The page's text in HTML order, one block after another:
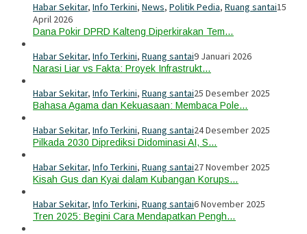
Habar Sekitar, Info Terkini, News, Politik Pedia, Ruang santai15
April 2026
Dana Pokir DPRD Kalteng Diperkirakan Tem…
Habar Sekitar, Info Terkini, Ruang santai9 Januari 2026
Narasi Liar vs Fakta: Proyek Infrastrukt…
Habar Sekitar, Info Terkini, Ruang santai25 Desember 2025
Bahasa Agama dan Kekuasaan: Membaca Pole…
Habar Sekitar, Info Terkini, Ruang santai24 Desember 2025
Pilkada 2030 Diprediksi Didominasi AI, S…
Habar Sekitar, Info Terkini, Ruang santai27 November 2025
Kisah Gus dan Kyai dalam Kubangan Korups…
Habar Sekitar, Info Terkini, Ruang santai6 November 2025
Tren 2025: Begini Cara Mendapatkan Pengh…